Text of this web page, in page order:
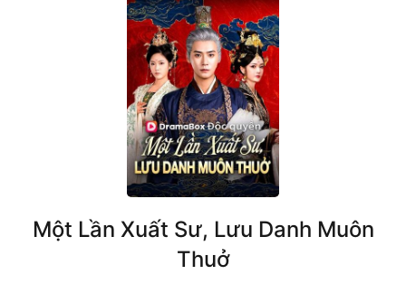
Một Lần Xuất Sư, Lưu Danh Muôn
Thuở